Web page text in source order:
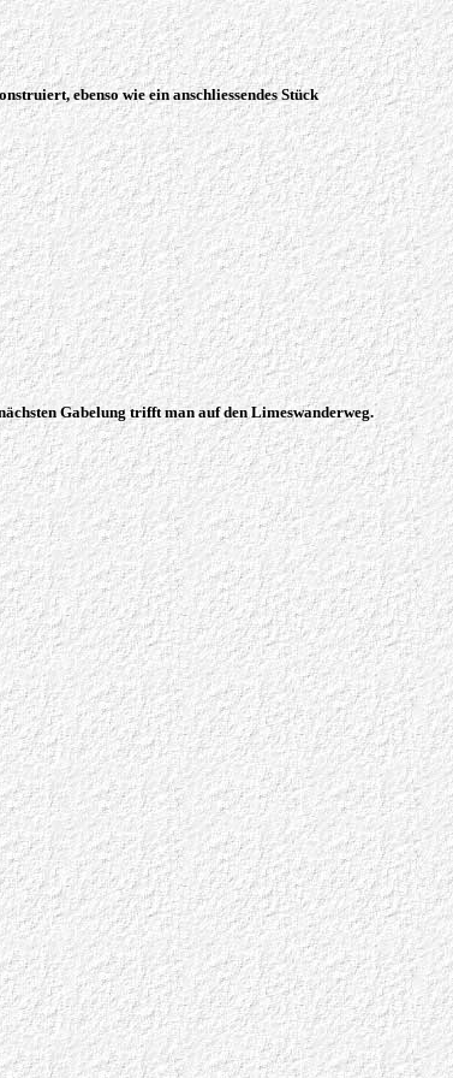
ebenso wie ein anschliessendes Stück
Gabelung trifft man auf den Limeswanderweg.